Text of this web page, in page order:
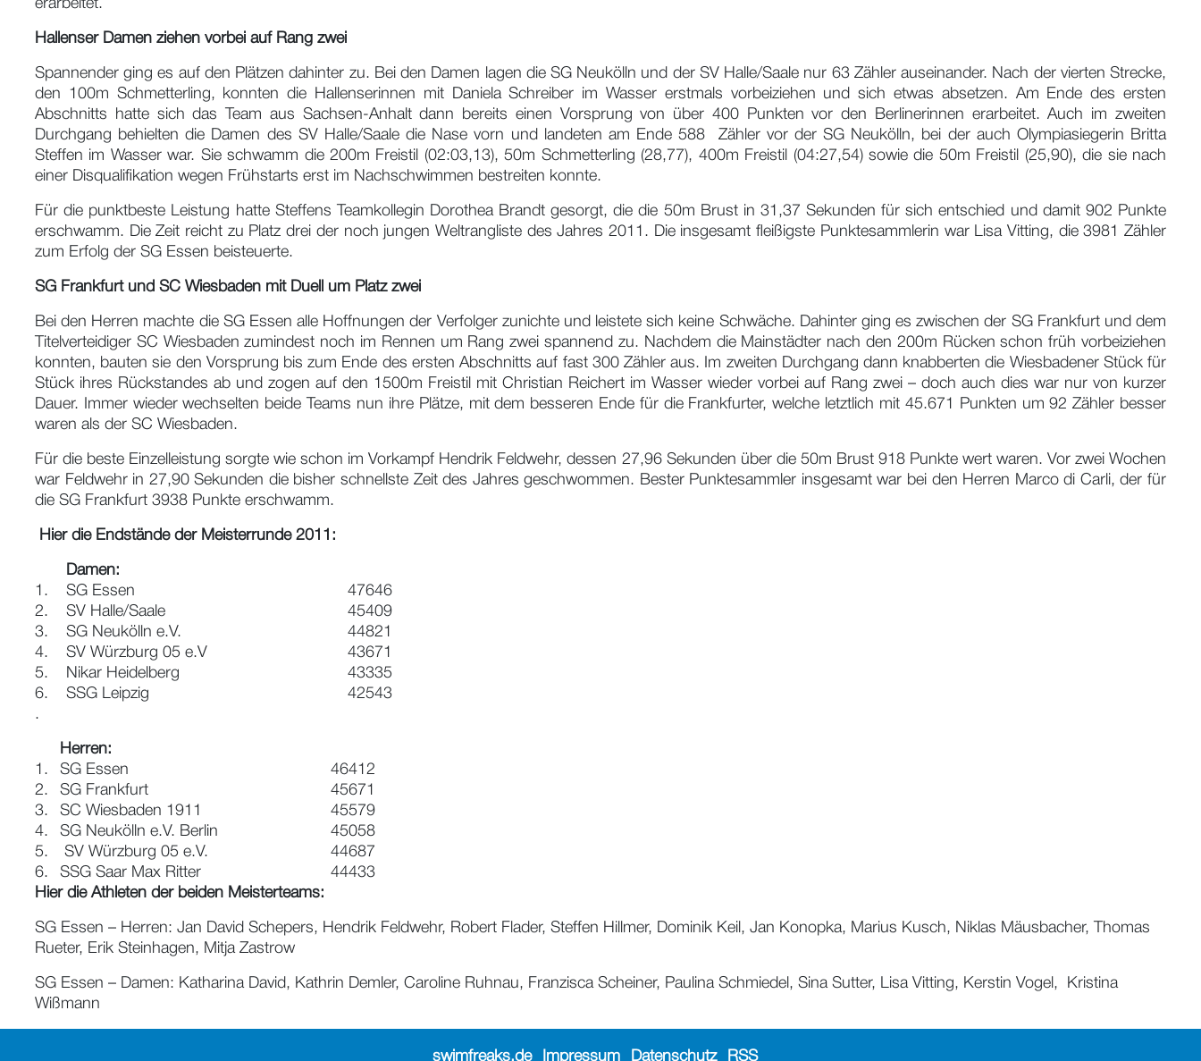
erarbeitet.
Hallenser Damen ziehen vorbei auf Rang zwei
Spannender ging es auf den Plätzen dahinter zu. Bei den Damen lagen die SG Neukölln und der SV Halle/Saale nur 63 Zähler auseinander. Nach der vierten Strecke,
den 100m Schmetterling, konnten die Hallenserinnen mit Daniela Schreiber im Wasser erstmals vorbeiziehen und sich etwas absetzen. Am Ende des ersten
Abschnitts hatte sich das Team aus Sachsen-Anhalt dann bereits einen Vorsprung von über 400 Punkten vor den Berlinerinnen erarbeitet. Auch im zweiten
Durchgang behielten die Damen des SV Halle/Saale die Nase vorn und landeten am Ende 588 Zähler vor der SG Neukölln, bei der auch Olympiasiegerin Britta
Steffen im Wasser war. Sie schwamm die 200m Freistil (02:03,13), 50m Schmetterling (28,77), 400m Freistil (04:27,54) sowie die 50m Freistil (25,90), die sie nach
einer Disqualifikation wegen Frühstarts erst im Nachschwimmen bestreiten konnte.
Für die punktbeste Leistung hatte Steffens Teamkollegin Dorothea Brandt gesorgt, die die 50m Brust in 31,37 Sekunden für sich entschied und damit 902 Punkte
erschwamm. Die Zeit reicht zu Platz drei der noch jungen Weltrangliste des Jahres 2011. Die insgesamt fleißigste Punktesammlerin war Lisa Vitting, die 3981 Zähler
zum Erfolg der SG Essen beisteuerte.
SG Frankfurt und SC Wiesbaden mit Duell um Platz zwei
Bei den Herren machte die SG Essen alle Hoffnungen der Verfolger zunichte und leistete sich keine Schwäche. Dahinter ging es zwischen der SG Frankfurt und dem
Titelverteidiger SC Wiesbaden zumindest noch im Rennen um Rang zwei spannend zu. Nachdem die Mainstädter nach den 200m Rücken schon früh vorbeiziehen
konnten, bauten sie den Vorsprung bis zum Ende des ersten Abschnitts auf fast 300 Zähler aus. Im zweiten Durchgang dann knabberten die Wiesbadener Stück für
Stück ihres Rückstandes ab und zogen auf den 1500m Freistil mit Christian Reichert im Wasser wieder vorbei auf Rang zwei – doch auch dies war nur von kurzer
Dauer. Immer wieder wechselten beide Teams nun ihre Plätze, mit dem besseren Ende für die Frankfurter, welche letztlich mit 45.671 Punkten um 92 Zähler besser
waren als der SC Wiesbaden.
Für die beste Einzelleistung sorgte wie schon im Vorkampf Hendrik Feldwehr, dessen 27,96 Sekunden über die 50m Brust 918 Punkte wert waren. Vor zwei Wochen
war Feldwehr in 27,90 Sekunden die bisher schnellste Zeit des Jahres geschwommen. Bester Punktesammler insgesamt war bei den Herren Marco di Carli, der für
die SG Frankfurt 3938 Punkte erschwamm.
Hier die Endstände der Meisterrunde 2011:
Damen:
1.
SG Essen
47646
2.
SV Halle/Saale
45409
3.
SG Neukölln e.V.
44821
4.
SV Würzburg 05 e.V
43671
5.
Nikar Heidelberg
43335
6.
SSG Leipzig
42543
.
Herren:
1.
SG Essen
46412
2.
SG Frankfurt
45671
3.
SC Wiesbaden 1911
45579
4.
SG Neukölln e.V. Berlin
45058
5.
SV Würzburg 05 e.V.
44687
6.
SSG Saar Max Ritter
44433
Hier die Athleten der beiden Meisterteams:
SG Essen – Herren: Jan David Schepers, Hendrik Feldwehr, Robert Flader, Steffen Hillmer, Dominik Keil, Jan Konopka, Marius Kusch, Niklas Mäusbacher, Thomas
Rueter, Erik Steinhagen, Mitja Zastrow
SG Essen – Damen: Katharina David, Kathrin Demler, Caroline Ruhnau, Franzisca Scheiner, Paulina Schmiedel, Sina Sutter, Lisa Vitting, Kerstin Vogel, Kristina
Wißmann
swimfreaks.de Impressum Datenschutz RSS